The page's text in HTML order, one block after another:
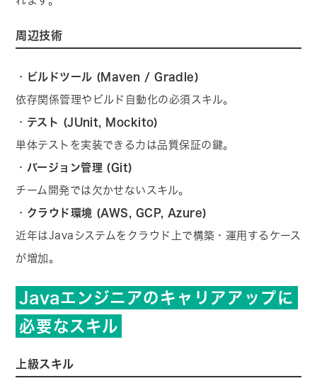
周辺技術
・ ビルドツール (Maven / Gradle)
依存関係管理やビルド自動化の必須スキル。
・ テスト (JUnit, Mockito)
単体テストを実装できる力は品質保証の鍵。
・ バージョン管理 (Git)
チーム開発では欠かせないスキル。
・ クラウド環境 (AWS, GCP, Azure)
近年はJavaシステムをクラウド上で構築・運用するケース
が増加。
Javaエンジニアのキャリアアップに
必要なスキル
上級スキル